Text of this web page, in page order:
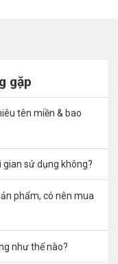
gặp
tên miền & bao
sử dụng không?
phẩm, có nên mua
như thế nào?